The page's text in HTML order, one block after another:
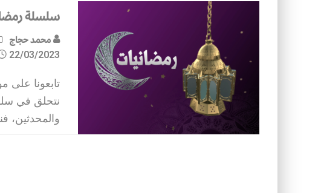
سلسلة
محمد حجاج
22/03/2023
تابعونا على
نتحلق في
والمحدثين،